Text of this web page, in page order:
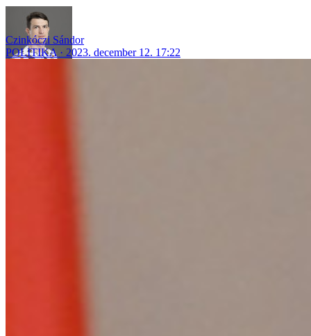
Czinkóczi Sándor
POLITIKA
2023. december 12. 17:22